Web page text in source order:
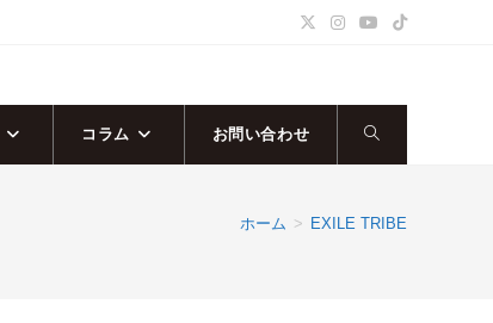
コラム お問い合わせ ウ
ホーム > EXILE TRIBE